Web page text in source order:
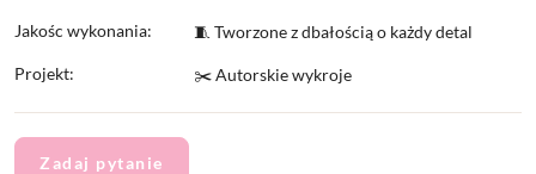
Jakośc wykonania: 🧵 Tworzone z dbałością o każdy detal
Projekt: ✂️ Autorskie wykroje
Zadaj pytanie